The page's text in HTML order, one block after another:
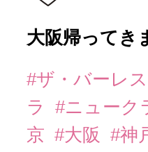
大阪帰ってき
#ザ・バーレ
ラ
#ニューク
京 #大阪 #神